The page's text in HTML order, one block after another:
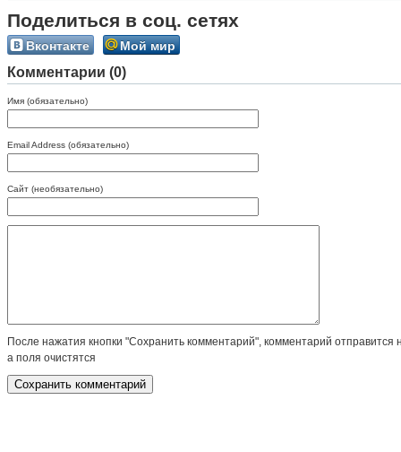
Поделиться в соц. сетях
Вконтакте Мой мир
Комментарии (0)
Имя (обязательно)
Email Address (обязательно)
Сайт (необязательно)
После нажатия кнопки "Сохранить комментарий", комментарий отправится
а поля очистятся